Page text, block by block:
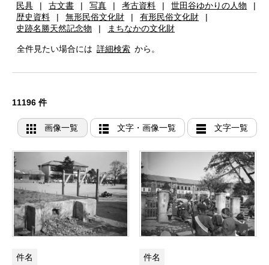
民具
| 古文書 | 写真 | 考古資料 | 世田谷ゆかりの人物
|
歴史資料
| 無形民俗文化財 | 有形民俗文化財
|
史跡名勝天然記念物
| まちなかの文化財
全件見たい場合には 詳細検索 から。
11196 件
画像一覧 文字・画像一覧 文字一覧
件名 件名